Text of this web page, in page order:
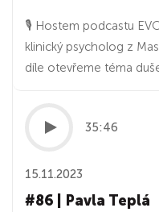
🎙 Hostem podcastu
klinický psycholog z
díle otevřeme téma
35:46
15.11.2023
#86 | Pavla Teplá